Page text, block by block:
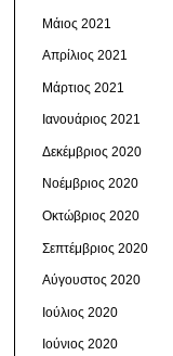
Μάιος 2021
Απρίλιος 2021
Μάρτιος 2021
Ιανουάριος 2021
Δεκέμβριος 2020
Νοέμβριος 2020
Οκτώβριος 2020
Σεπτέμβριος 2020
Αύγουστος 2020
Ιούλιος 2020
Ιούνιος 2020